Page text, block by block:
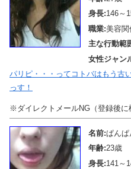
身長:146～
職業:美容関
主な行動範
女性ジャン
パリピ・・・ってコトバはもう古
っす！
※ダイレクトメールNG（登録後に
名前:ぱんぱ
年齢:23歳
身長:141～